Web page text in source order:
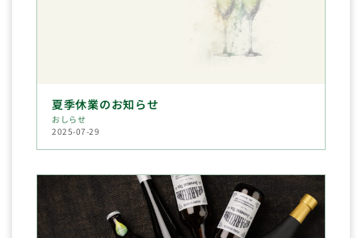
夏季休業のお知らせ
おしらせ
2025-07-29